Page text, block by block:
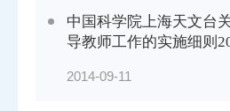
中国科学院上海天文台
导教师工作的实施细则
2014-09-11